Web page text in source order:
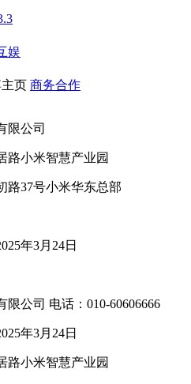
娱
页 商务合作
限公司
路小米智慧产业园
路37号小米华东总部
年3月24日
公司 电话：010-60606666
年3月24日
路小米智慧产业园